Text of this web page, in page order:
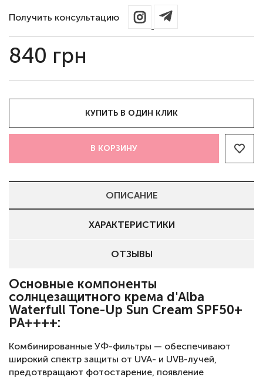
Получить консультацию
840 грн
КУПИТЬ В ОДИН КЛИК
В КОРЗИНУ
ОПИСАНИЕ
ХАРАКТЕРИСТИКИ
ОТЗЫВЫ
Основные компоненты
солнцезащитного крема d'Alba
Waterfull Tone-Up Sun Cream SPF50+
PA++++:
Комбинированные УФ-фильтры — обеспечивают
широкий спектр защиты от UVA- и UVB-лучей,
предотвращают фотостарение, появление